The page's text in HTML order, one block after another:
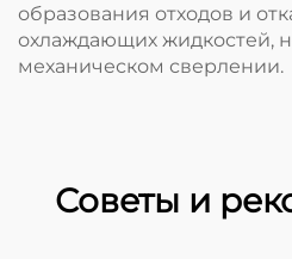
образования отходов и
охлаждающих жидкостей,
механическом сверлении.
Советы и